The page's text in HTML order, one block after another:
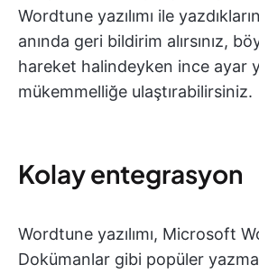
Wordtune yazılımı ile
anında geri bildirim alırsınız,
hareket halindeyken ince ayar
mükemmelliğe ulaştırabilirsiniz.
Kolay entegrasyon
Wordtune yazılımı, Microsoft
Dokümanlar gibi popüler